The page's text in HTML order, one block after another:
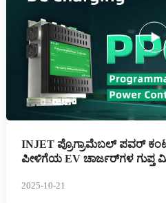
INJET ಪ್ರೊಗ್ರಾಮೆಬಲ್ ಪವರ್
ಪೀಳಿಗೆಯ EV ಚಾರ್ಜರ್‌ಗಳ ಗುಪ್ತ
2025-10-21